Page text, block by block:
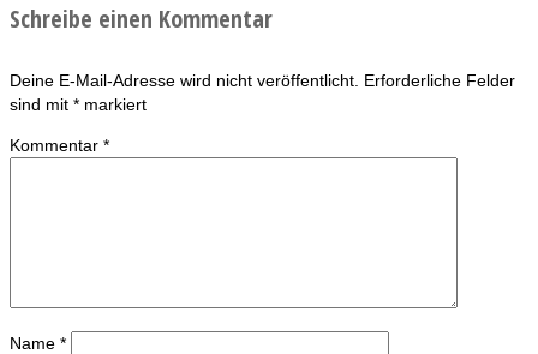
Schreibe einen Kommentar
Deine E-Mail-Adresse wird nicht veröffentlicht. Erforderliche Felder
sind mit * markiert
Kommentar *
Name *